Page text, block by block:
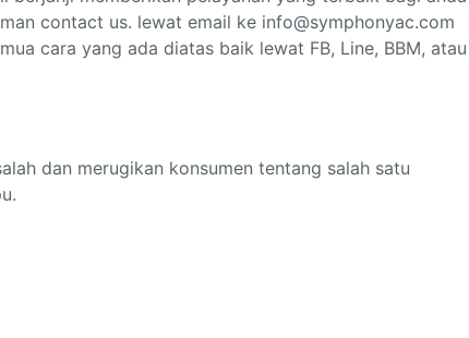
dan merugikan konsumen tentang salah satu